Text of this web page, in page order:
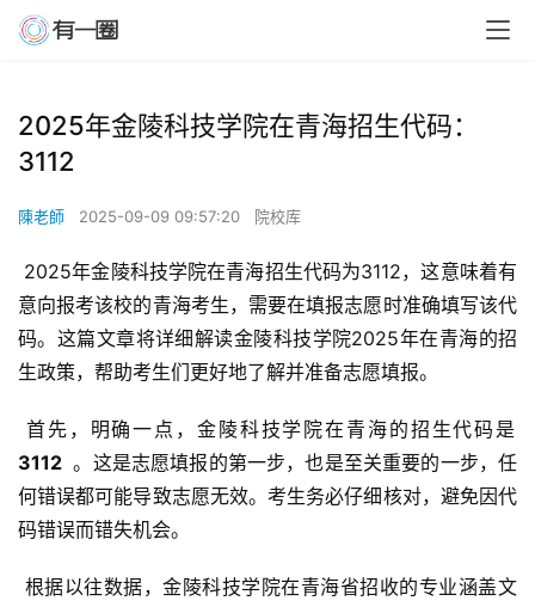
2025年金陵科技学院在青海招生代码：
3112
陳老師 2025-09-09 09:57:20 院校库
意向报考该校的青海考生，需要在填报志愿时准确填写该代
码。这篇文章将详细解读金陵科技学院2025年在青海的招
生政策，帮助考生们更好地了解并准备志愿填报。
3112 。这是志愿填报的第一步，也是至关重要的一步，任
何错误都可能导致志愿无效。考生务必仔细核对，避免因代
码错误而错失机会。